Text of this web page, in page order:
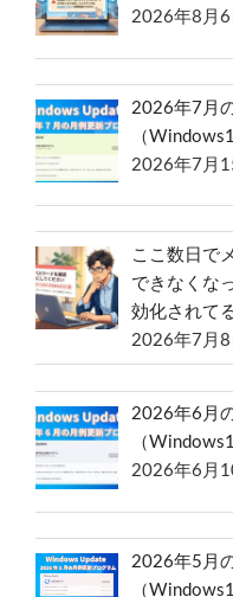
2026年8月6
2026年7月
（
2026年7月
ここ数日で
できなくな
効化されて
2026年7月8
2026年6月
（
2026年6月
2026年5月
（